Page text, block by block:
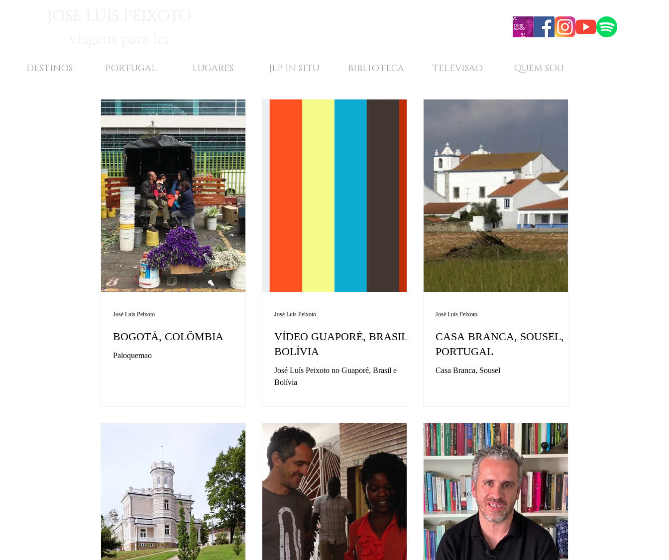
DESTINOS PORTUGAL LUGARES JLP IN SITU BIBLIOTECA TELEVISÃO QUEM SOU
BOGOTÁ, COLÔMBIA
Paloquemao
José Luís Peixoto
VÍDEO GUAPORÉ, BRASIL E
BOLÍVIA
José Luís Peixoto no Guaporé, Brasil e
Bolívia
José Luís Peixoto
CASA BRANCA, SOUSEL,
PORTUGAL
Casa Branca, Sousel
José Luís Peixoto